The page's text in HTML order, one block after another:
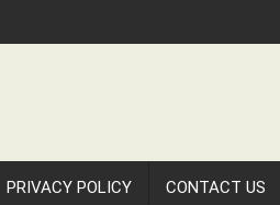
PRIVACY POLICY CONTACT US